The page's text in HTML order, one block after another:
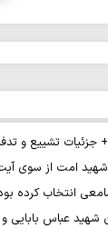
جزئیات تشییع و
امت از سوی
انتخاب کرده
شهید عباس